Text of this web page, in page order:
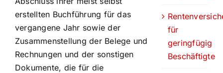
erstellten Buchführung für das
vergangene Jahr sowie der
Zusammenstellung der Belege und
Rechnungen und der sonstigen
Dokumente, die für die
für
geringfügig
Beschäftigte